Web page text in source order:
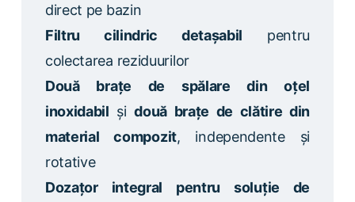
direct pe bazin
Filtru cilindric detașabil pentru
colectarea reziduurilor
Două brațe de spălare din oțel
inoxidabil șidouă brațe de clătire din
material compozit, independente și
rotative
Dozațor integral pentru soluție de